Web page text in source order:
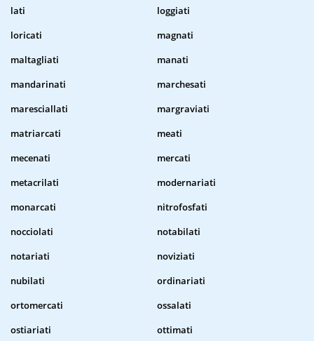
lati
loggiati
loricati
magnati
maltagliati
manati
mandarinati
marchesati
maresciallati
margraviati
matriarcati
meati
mecenati
mercati
metacrilati
modernariati
monarcati
nitrofosfati
nocciolati
notabilati
notariati
noviziati
nubilati
ordinariati
ortomercati
ossalati
ostiariati
ottimati